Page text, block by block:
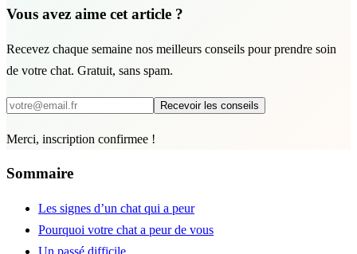
Vous avez aime cet article ?
Recevez chaque semaine nos meilleurs conseils pour prendre soin
de votre chat. Gratuit, sans spam.
Recevoir les conseils
Merci, inscription confirmee !
Sommaire
Les signes d’un chat qui a peur
Pourquoi votre chat a peur de vous
Un passé difficile